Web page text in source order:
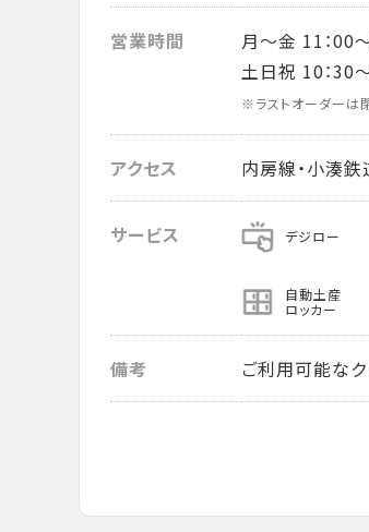
営業時間
月～金 11：00
土日祝 10：30
※ラストオーダーは
アクセス 内房線・小湊
サービス デジロー
自動土産
ロッカー
備考 ご利用可能な